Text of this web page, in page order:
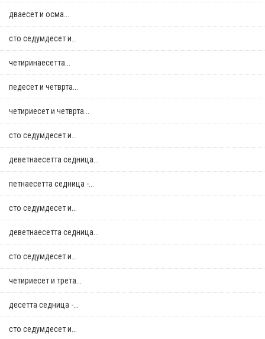
дваесет и осма...
сто седумдесет и...
четиринаесетта...
педесет и четврта...
четириесет и четврта...
сто седумдесет и...
деветнаесетта седница...
петнаесетта седница -...
сто седумдесет и...
деветнаесетта седница...
сто седумдесет и...
четириесет и трета...
десетта седница -...
сто седумдесет и...